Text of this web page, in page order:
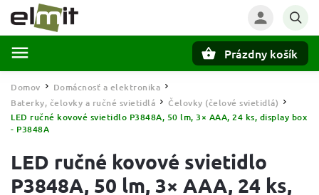
Prázdny košík
Domov / Domácnosť a elektronika /
Baterky, čelovky a ručné svietidlá / Čelovky (čelové svietidlá) /
LED ručné kovové svietidlo P3848A, 50 lm, 3× AAA, 24 ks, display box
- P3848A
LED ručné kovové svietidlo
P3848A, 50 lm, 3× AAA, 24 ks,